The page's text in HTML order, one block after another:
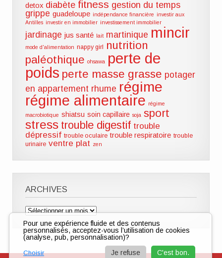
detox diabète fitness gestion du temps
grippe guadeloupe indépendance financière investir aux
Antilles investir en immobilier investissement immobilier
jardinage jus santé lait martinique mincir
mode d'alimentation nappy girl nutrition
paléothique ohsawa
perte de
poids perte masse grasse potager
en appartement rhume régime
régime alimentaire régime
macrobiotique shiatsu soin capillaire soja sport
stress trouble digestif trouble
dépressif trouble oculaire trouble respiratoire trouble
urinaire ventre plat zen
ARCHIVES
Archives
Pour une expérience fluide et des contenus
personnalisés, acceptez-vous l’utilisation de cookies
(analyse, pub, personnalisation)?
Choisir Je refuse C'est bon.